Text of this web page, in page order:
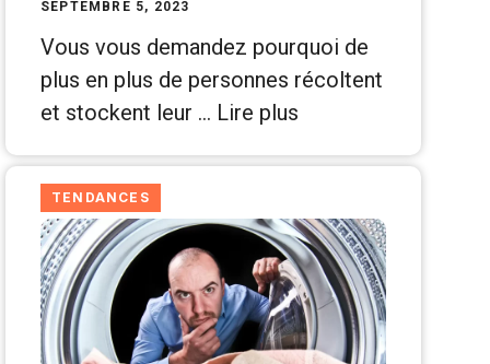
SEPTEMBRE 5, 2023
Vous vous demandez pourquoi de
plus en plus de personnes récoltent
et stockent leur … Lire plus
TENDANCES